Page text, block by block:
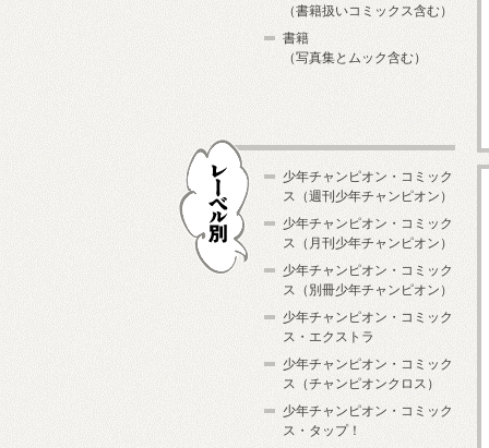
（書籍扱いコミックス含む）
書籍
（写真集とムック含む）
少年チャンピオン・コミック
ス（週刊少年チャンピオン）
少年チャンピオン・コミック
ス（月刊少年チャンピオン）
少年チャンピオン・コミック
ス（別冊少年チャンピオン）
少年チャンピオン・コミック
ス・エクストラ
少年チャンピオン・コミック
ス（チャンピオンクロス）
少年チャンピオン・コミック
ス・タップ！